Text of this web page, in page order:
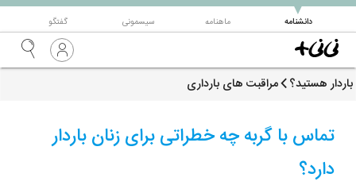
دانشنامه
▼ ماهنامه سیسمونی گفتگو
باردار هستید؟ مراقبت های بارداری
تماس با گربه چه خطراتی برای زنان باردار
دارد؟